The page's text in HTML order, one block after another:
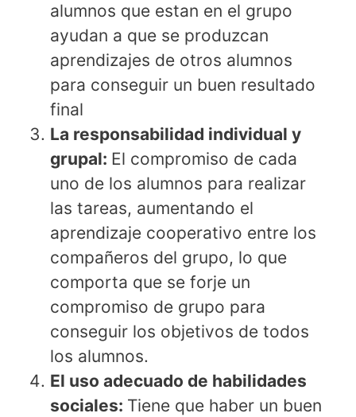
alumnos que estan en el grupo
ayudan a que se produzcan
aprendizajes de otros alumnos
para conseguir un buen resultado
final
La responsabilidad individual y
grupal: El compromiso de cada
uno de los alumnos para realizar
las tareas, aumentando el
aprendizaje cooperativo entre los
compañeros del grupo, lo que
comporta que se forje un
compromiso de grupo para
conseguir los objetivos de todos
los alumnos.
El uso adecuado de habilidades
sociales: Tiene que haber un buen